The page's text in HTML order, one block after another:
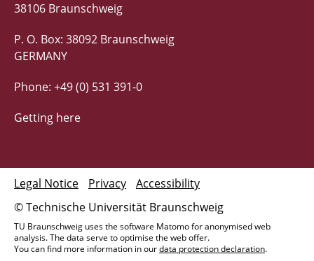
38106 Braunschweig
P. O. Box: 38092 Braunschweig
GERMANY
Phone: +49 (0) 531 391-0
Getting here
© Technische Universität Braunschweig
Legal Notice Privacy Accessibility
TU Braunschweig uses the software Matomo for anonymised web
analysis. The data serve to optimise the web offer.
You can find more information in ourdata protection declaration.